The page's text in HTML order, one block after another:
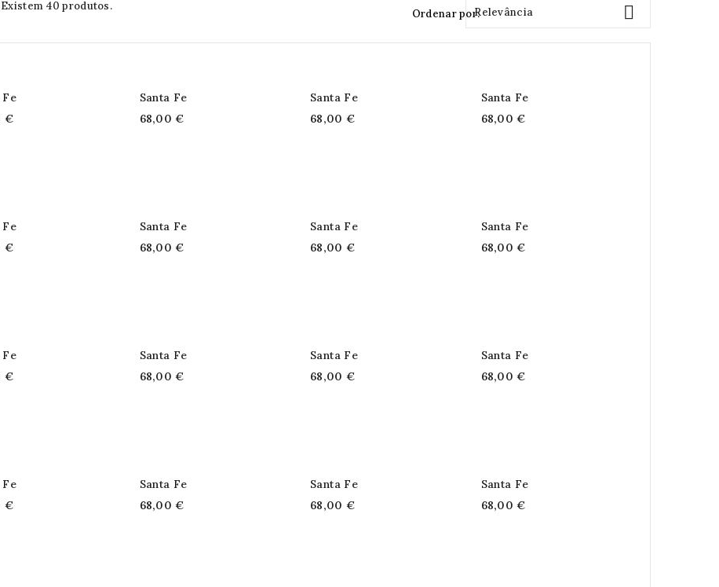
Existem 40 produtos.
Ordenar por:Relevância 
Fe
€
Santa Fe
68,00 €
Santa Fe
68,00 €
Santa Fe
68,00 €
Fe
€
Santa Fe
68,00 €
Santa Fe
68,00 €
Santa Fe
68,00 €
Fe
€
Santa Fe
68,00 €
Santa Fe
68,00 €
Santa Fe
68,00 €
Fe
€
Santa Fe
68,00 €
Santa Fe
68,00 €
Santa Fe
68,00 €